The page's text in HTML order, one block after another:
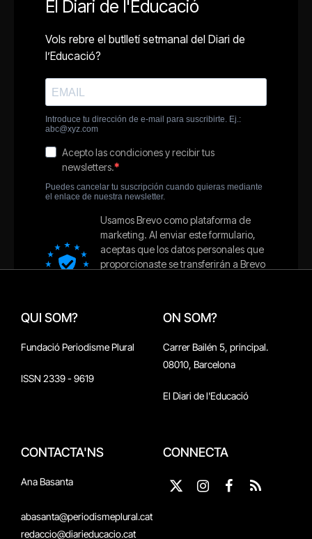
QUI SOM?
Fundació Periodisme Plural
ISSN 2339 - 9619
ON SOM?
Carrer Bailén 5, principal.
08010, Barcelona
El Diari de l'Educació
CONTACTA'NS
Ana Basanta
abasanta@periodismeplural.cat
redaccio@diarieducacio.cat
CONNECTA
X
Instagram
Facebook
RSS